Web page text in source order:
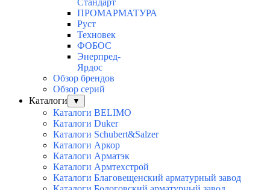
Стандарт
ПРОМАРМАТУРА
Руст
Техновек
ФОБОС
Энерпред-
Ярдос
Обзор брендов
Обзор серий
Каталоги
▼
Каталоги BELIMO
Каталоги Duker
Каталоги Schubert&Salzer
Каталоги Аркор
Каталоги Арматэк
Каталоги Армтехстрой
Каталоги Благовещенский арматурный завод